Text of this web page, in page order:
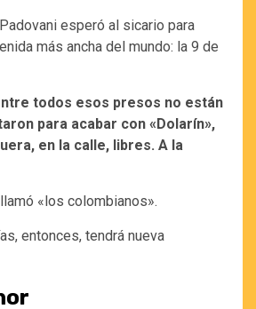
esperó al sicario para
más ancha del mundo: la 9 de
todos esos presos no están
para acabar con «Dolarín»,
en la calle, libres. A la
«los colombianos».
entonces, tendrá nueva